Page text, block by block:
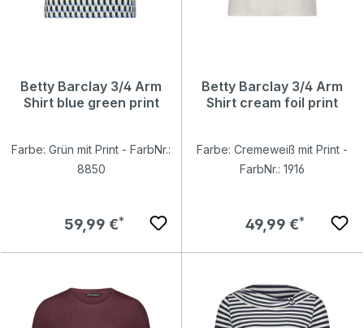
Betty Barclay 3/4 Arm
Shirt blue green print
Farbe: Grün mit Print - FarbNr.:
8850
Regulärer Preis:
59,99 €
Betty Barclay 3/4 Arm
Shirt cream foil print
Farbe: Cremeweiß mit Print -
FarbNr.: 1916
Regulärer Preis:
49,99 €